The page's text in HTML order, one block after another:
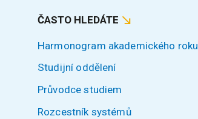
ČASTO HLEDÁTE
Harmonogram akademického roku
Studijní oddělení
Průvodce studiem
Rozcestník systémů